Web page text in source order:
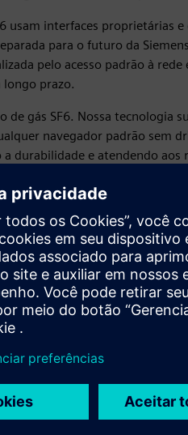
usam interfaces proprietárias e
para o futuro da
pelo acesso padrão à rede
longo prazo.
de gás SF6. Nossa tecnologia
navegador padrão sem
durabilidade e atendendo aos
de rede padrão
FireWire proprietário por um
padrão para transferência de